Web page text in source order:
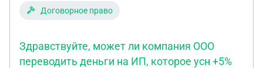
Договорное право
Здравствуйте, может ли компания ООО
переводить деньги на ИП, которое усн +5%